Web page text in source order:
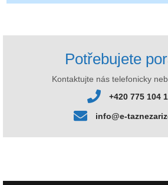
Potřebujete
Kontaktujte nás telefonicky
+420 775 104
info@e-